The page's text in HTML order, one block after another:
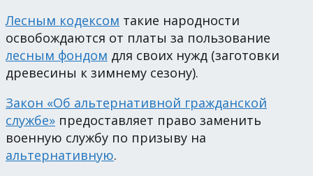
Лесным кодексом такие народности
освобождаются от платы за пользование
лесным фондом для своих нужд (заготовки
древесины к зимнему сезону).
Закон «Об альтернативной гражданской
службе» предоставляет право заменить
военную службу по призыву на
альтернативную.